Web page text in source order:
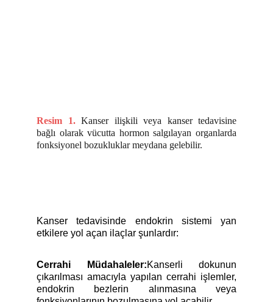
Resim 1. Kanser ilişkili veya kanser tedavisine
bağlı olarak vücutta hormon salgılayan organlarda
fonksiyonel bozukluklar meydana gelebilir.
Kanser tedavisinde endokrin sistemi yan
etkilere yol açan ilaçlar şunlardır:
Cerrahi Müdahaleler:Kanserli dokunun
çıkarılması amacıyla yapılan cerrahi işlemler,
endokrin bezlerin alınmasına veya